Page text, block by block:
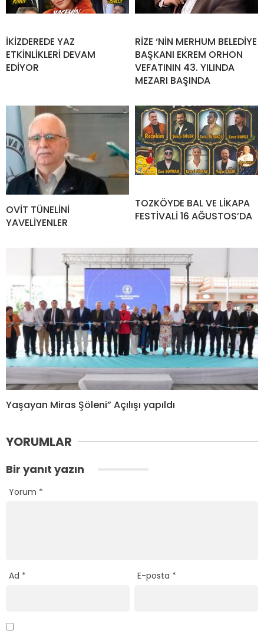
İKİZDEREDE YAZ
ETKİNLİKLERİ DEVAM
EDİYOR
RİZE ‘NİN MERHUM BELEDİYE
BAŞKANI EKREM ORHON
VEFATININ 43. YILINDA
MEZARI BAŞINDA
OVİT TÜNELİNİ
YAVELİYENLER
TOZKÖYDE BAL VE LİKAPA
FESTİVALİ 16 AĞUSTOS’DA
Yaşayan Miras Şöleni” Açılışı yapıldı
YORUMLAR
Bir yanıt yazın
Yorum *
Ad * E-posta *